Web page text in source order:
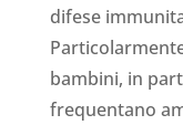
difese
bambini, in
frequentano